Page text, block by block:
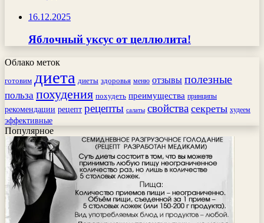
16.12.2025
Яблочный уксус от целлюлита!
Облако меток
готовим диета диеты здоровья меню отзывы полезные
польза похудения похудеть преимущества принципы
рекомендации рецепт рецепты салаты свойства секреты худеем
эффективные
Популярное